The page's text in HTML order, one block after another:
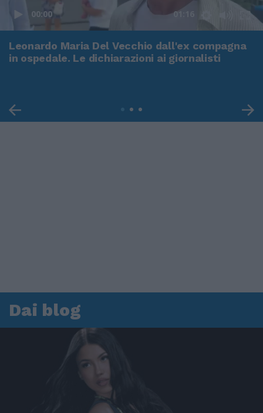
00:00 01:16
Leonardo Maria Del Vecchio dall'ex compagna
in ospedale. Le dichiarazioni ai giornalisti
Dai blog